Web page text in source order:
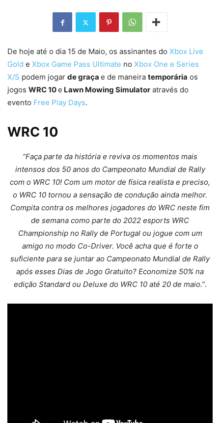
De hoje até o dia 15 de Maio, os assinantes do Xbox Live
Gold e Xbox Game Pass Ultimate no Xbox One e Series
X/S podem jogar de graça e de maneira temporária os
jogos WRC 10e Lawn Mowing Simulator através do
evento Free Play Days.
WRC 10
“Faça parte da história e reviva os momentos mais
intensos dos 50 anos do Campeonato Mundial de Rally
com o WRC 10! Com um motor de física realista e preciso,
o WRC 10 tornou a sensação de condução ainda melhor.
Compita contra os melhores jogadores do WRC neste fim
de semana como parte do 2022 esports WRC
Championship no Rally de Portugal ou jogue com um
amigo no modo Co-Driver. Você acha que é forte o
suficiente para se juntar ao Campeonato Mundial de Rally
após esses Dias de Jogo Gratuito? Economize 50% na
edição Standard ou Deluxe do WRC 10 até 20 de maio.”.